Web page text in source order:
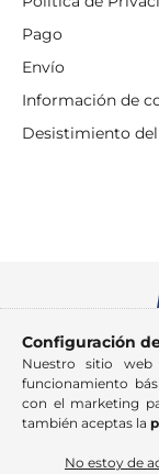
Pago
Envío
Información de
Desistimiento
Configuración
Nuestro sitio web
funcionamiento
con el marketing
también aceptas la
No estoy de